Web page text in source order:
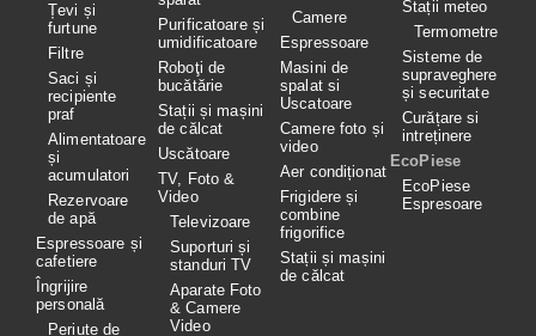
Țevi și
furtune
Filtre
Saci și
recipiente
praf
Alimentatoare
și
acumulatori
Rezervoare
de apă
Espressoare și
cafetiere
Îngrijire
personală
Periuțe de
Purificatoare și
umidificatoare
Roboţi de
bucătărie
Stații și mașini
de călcat
Uscătoare
TV, Foto &
Video
Televizoare
Suporturi și
standuri TV
Aparate Foto
& Camere
Video
Camere
Espressoare
Masini de
spalat si
Uscatoare
Camere foto și
video
Aer condiționat
Frigidere și
combine
frigorifice
Stații și mașini
de călcat
Stații meteo
Termometre
Sisteme de
supraveghere
și securitate
Curățare si
intreținere
EcoPiese
EcoPiese
Espresoare